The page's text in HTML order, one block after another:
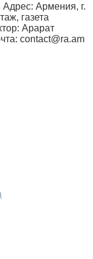
Армения, г.
газета
Арарат
contact@ra.am